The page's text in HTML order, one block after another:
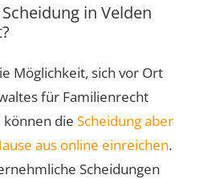
in Velden
Möglichkeit, sich vor Ort
für Familienrecht
können die Scheidung aber
aus online einreichen.
Scheidungen